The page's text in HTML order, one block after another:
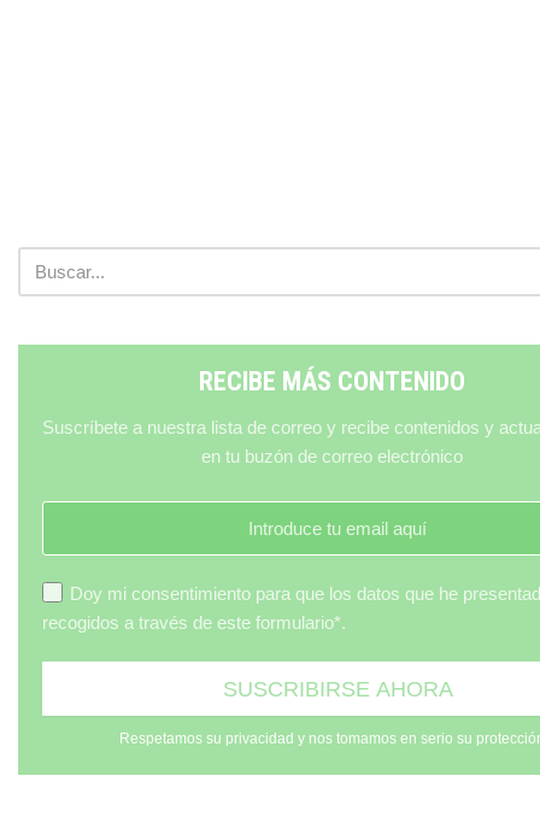
RECIBE MÁS CONTENIDO
Suscríbete a nuestra lista de correo y recibe contenidos y
en tu buzón de correo electrónico
Doy mi consentimiento para que los datos que he
recogidos a través de este formulario*.
Respetamos su privacidad y nos tomamos en serio su